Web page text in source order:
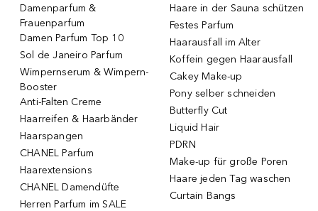
Damenparfum &
Frauenparfum
Damen Parfum Top 10
Sol de Janeiro Parfum
Wimpernserum & Wimpern-
Booster
Anti-Falten Creme
Haarreifen & Haarbänder
Haarspangen
CHANEL Parfum
Haarextensions
CHANEL Damendüfte
Herren Parfum im SALE
Haare in der Sauna schützen
Festes Parfum
Haarausfall im Alter
Koffein gegen Haarausfall
Cakey Make-up
Pony selber schneiden
Butterfly Cut
Liquid Hair
PDRN
Make-up für große Poren
Haare jeden Tag waschen
Curtain Bangs